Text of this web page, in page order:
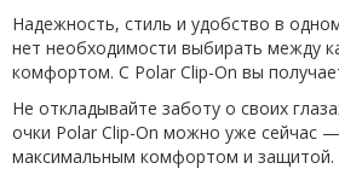
Надежность, стиль и удобство в
нет необходимости выбирать между
комфортом. С Polar Clip-On вы
Не откладывайте заботу о своих
очки Polar Clip-On можно уже сейчас
максимальным комфортом и защитой.